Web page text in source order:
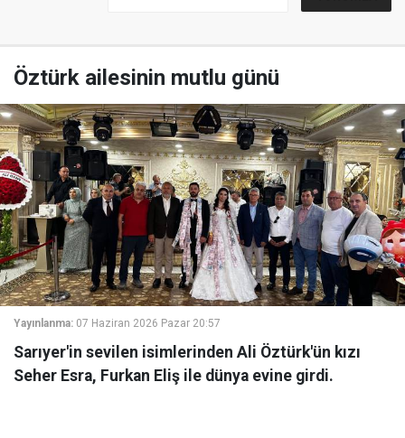
Öztürk ailesinin mutlu günü
Yayınlanma: 07 Haziran 2026 Pazar 20:57
Sarıyer'in sevilen isimlerinden Ali Öztürk'ün kızı
Seher Esra, Furkan Eliş ile dünya evine girdi.